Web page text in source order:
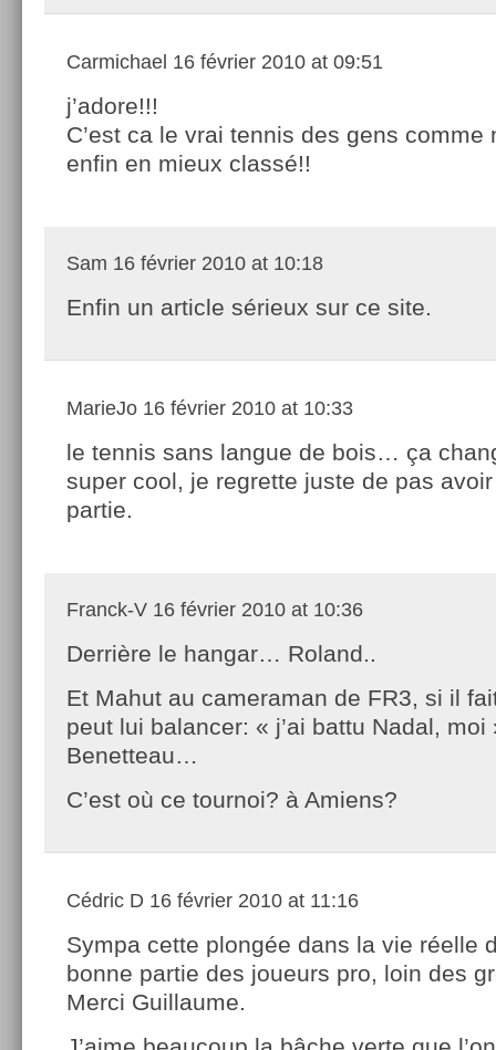
Carmichael 16 février 2010 at 09:51
j’adore!!!
C’est ca le vrai tennis des gens comme
enfin en mieux classé!!
Sam 16 février 2010 at 10:18
Enfin un article sérieux sur ce site.
MarieJo 16 février 2010 at 10:33
le tennis sans langue de bois… ça
super cool, je regrette juste de pas
partie.
Franck-V 16 février 2010 at 10:36
Derrière le hangar… Roland..
Et Mahut au cameraman de FR3, si il
peut lui balancer: « j’ai battu Nadal,
Benetteau…
C’est où ce tournoi? à Amiens?
Cédric D 16 février 2010 at 11:16
Sympa cette plongée dans la vie réelle
bonne partie des joueurs pro, loin des
Merci Guillaume.